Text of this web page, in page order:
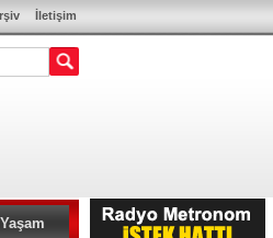
İletişim
Yaşam